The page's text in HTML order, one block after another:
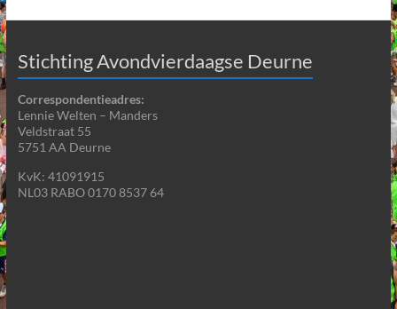
Stichting Avondvierdaagse Deurne
Correspondentieadres:
Lennie Welten – Manders
Veldstraat 55
5751 AA Deurne
KvK: 41091915
NL03 RABO 0170 8537 64